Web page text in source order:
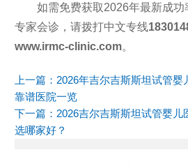
如需免费获取2026年最新成
专家会诊，请拨打中文专线
www.irmc-clinic.com。
上一篇： 2026年吉尔吉斯斯坦试管婴
靠谱医院一览
下一篇： 2026吉尔吉斯斯坦试管婴儿
选哪家好？